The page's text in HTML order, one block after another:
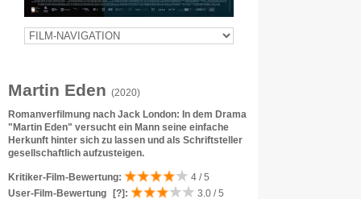
Martin Eden (2020)
Romanverfilmung nach Jack London: In dem Drama
"Martin Eden" versucht ein Mann seine einfache
Herkunft hinter sich zu lassen und als Schriftsteller
gesellschaftlich aufzusteigen.
Kritiker-Film-Bewertung:
4 / 5
User-Film-Bewertung
[?] : 3.0 / 5